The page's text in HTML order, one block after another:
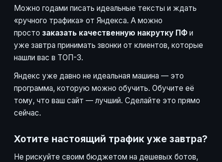
Можно годами писать идеальные тексты и ждать
«ручного трафика» от Яндекса. А можно
просто заказать качественную накрутку ПФ и
уже завтра принимать звонки от клиентов, которые
нашли вас в ТОП-3.
Яндекс уже давно не идеальная машина — это
программа, которую можно обучить. Обучите её
тому, что ваш сайт — лучший. Сделайте это прямо
сейчас.
Хотите настоящий трафик уже завтра?
Не рискуйте своим бюджетом на дешевых ботов,